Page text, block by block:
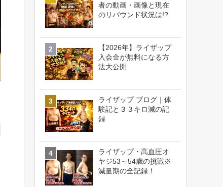
者の動画・画像と現在
のリバウンド状況は!?
【2026年】ライザップ
入会金が無料になる方
法大公開
ライザップ ブログ｜体
験記と３３キロ減の記
録
ライザップ・高血圧オ
ヤジ53～54歳の挑戦※
減量期の全記録！